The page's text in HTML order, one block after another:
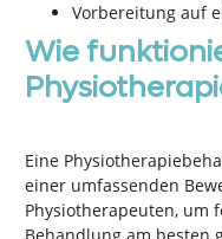
Vorbereitung auf
Wie
Eine
einer umfassenden
Physiotherapeuten, um